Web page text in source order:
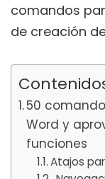
comandos
de creación
50
Word y
funciones
Atajos